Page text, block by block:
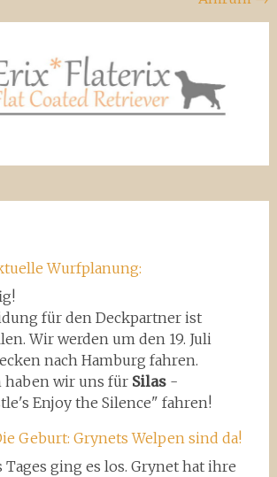
Wurfplanung:
für den Deckpartner ist
Wir werden um den 19. Juli
nach Hamburg fahren.
haben wir uns für Silas-
Enjoy the Silence" fahren!
Geburt: Grynets Welpen sind da!
Tages ging es los. Grynet hat ihre